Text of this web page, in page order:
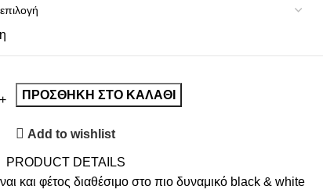
ΠΡΟΣΘΉΚΗ ΣΤΟ ΚΑΛΆΘΙ
Add to wishlist
PRODUCT DETAILS
και φέτος διαθέσιμο στο πιο δυναμικό black & white